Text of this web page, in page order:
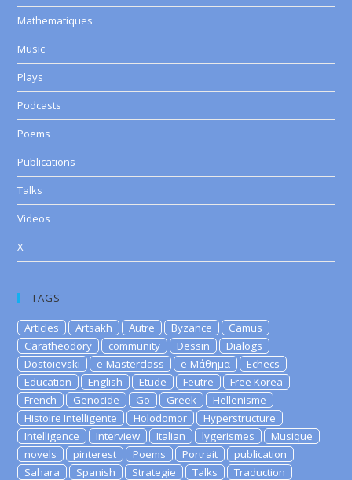
Mathematiques
Music
Plays
Podcasts
Poems
Publications
Talks
Videos
X
TAGS
Articles Artsakh Autre Byzance
Camus
Caratheodory
community Dessin
Dialogs
Dostoievski
e-Masterclass e-Μάθημα
Echecs
Education
English Etude Feutre
Free Korea
French
Genocide Go Greek
Hellenisme
Histoire Intelligente
Holodomor
Hyperstructure
Intelligence
Interview Italian lygerismes
Musique
novels
pinterest Poems Portrait
publication
Sahara
Spanish Strategie Talks
Traduction